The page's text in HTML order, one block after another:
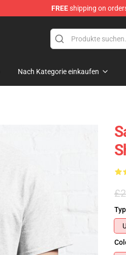
FREEshipping on
Nach Kategorie einkaufen